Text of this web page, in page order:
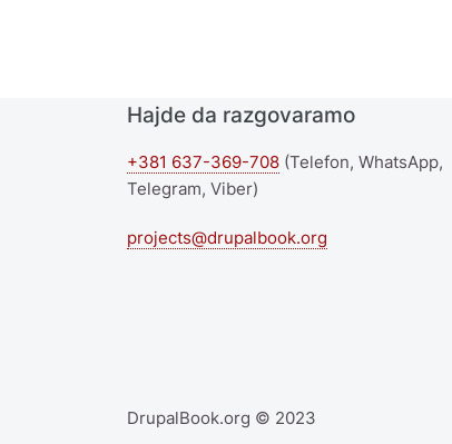
Hajde da razgovaramo
+381 637-369-708 (Telefon, WhatsApp,
Telegram, Viber)
projects@drupalbook.org
DrupalBook.org © 2023